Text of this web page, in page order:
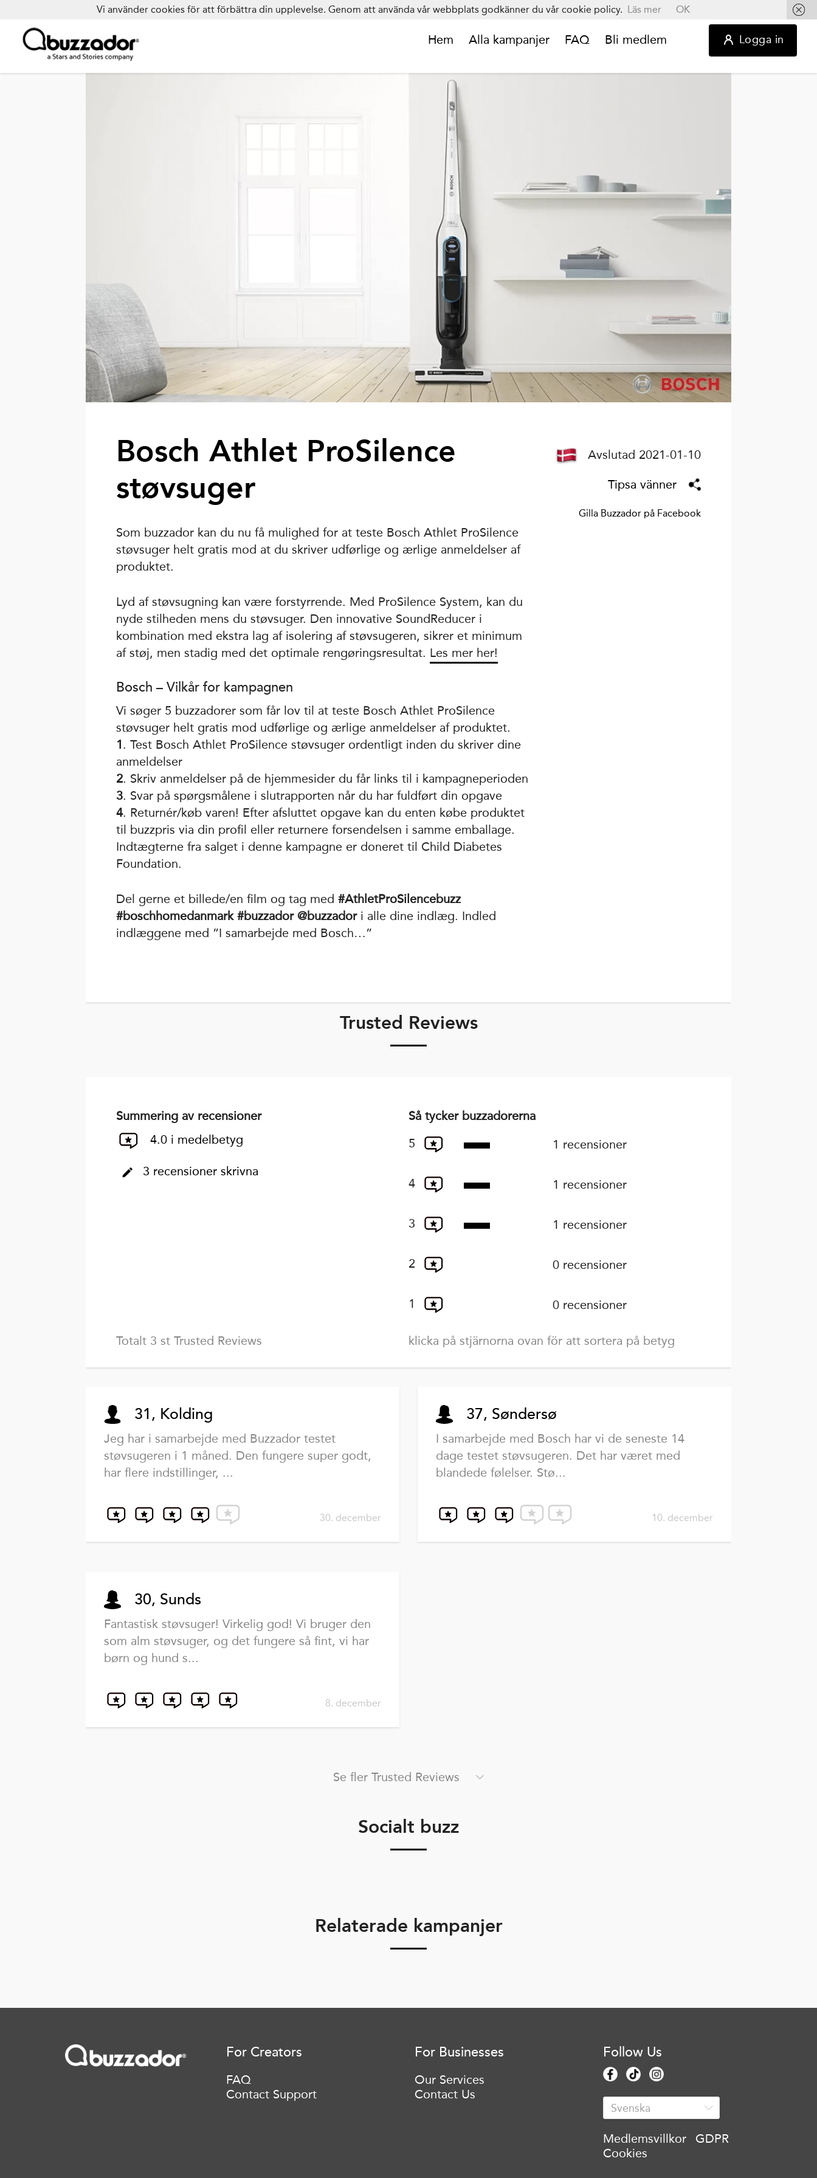
Hem Alla kampanjer FAQ Bli medlem Logga in
Bosch Athlet ProSilence
støvsuger
Som buzzador kan du nu få mulighed for at teste Bosch Athlet ProSilence
støvsuger helt gratis mod at du skriver udførlige og ærlige anmeldelser af
produktet.
Lyd af støvsugning kan være forstyrrende. Med ProSilence System, kan du
nyde stilheden mens du støvsuger. Den innovative SoundReducer i
kombination med ekstra lag af isolering af støvsugeren, sikrer et minimum
af støj, men stadig med det optimale rengøringsresultat. Les mer her!
Bosch – Vilkår for kampagnen
Vi søger 5 buzzadorer som får lov til at teste Bosch Athlet ProSilence
støvsuger helt gratis mod udførlige og ærlige anmeldelser af produktet.
1. Test Bosch Athlet ProSilence støvsuger ordentligt inden du skriver dine
anmeldelser
2. Skriv anmeldelser på de hjemmesider du får links til i kampagneperioden
3. Svar på spørgsmålene i slutrapporten når du har fuldført din opgave
4. Returnér/køb varen! Efter afsluttet opgave kan du enten købe produktet
til buzzpris via din profil eller returnere forsendelsen i samme emballage.
Indtægterne fra salget i denne kampagne er doneret til Child Diabetes
Foundation.
Del gerne et billede/en film og tag med#AthletProSilencebuzz
#boschhomedanmark #buzzador @buzzadori alle dine indlæg. Indled
indlæggene med ”I samarbejde med Bosch…”
Avslutad 2021-01-10
Tipsa vänner
Gilla Buzzador på Facebook
Trusted Reviews
Summering av recensioner
4.0 i medelbetyg
3 recensioner skrivna
Totalt 3 st Trusted Reviews
Så tycker buzzadorerna
5
1 recensioner
4 1 recensioner
3 1 recensioner
2 0 recensioner
1 0 recensioner
klicka på stjärnorna ovan för att sortera på betyg
31, Kolding
Jeg har i samarbejde med Buzzador testet
støvsugeren i 1 måned. Den fungere super godt,
har flere indstillinger, ...
30. december
37, Søndersø
I samarbejde med Bosch har vi de seneste 14
dage testet støvsugeren. Det har været med
blandede følelser. Stø...
10. december
30, Sunds
Fantastisk støvsuger! Virkelig god! Vi bruger den
som alm støvsuger, og det fungere så fint, vi har
børn og hund s...
8. december
Se fler Trusted Reviews
Socialt buzz
Relaterade kampanjer
For Creators
FAQ
Contact Support
For Businesses
Our Services
Contact Us
Follow Us
Medlemsvillkor
GDPR
Cookies
Vi använder cookies för att förbättra din upplevelse. Genom att använda vår webbplats godkänner du vår cookie policy. Läs mer OK